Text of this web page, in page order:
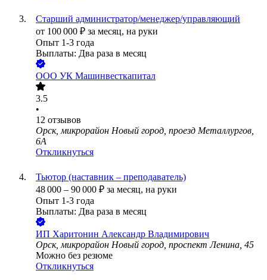
Старший администратор/менеджер/управляющий
от 100 000 ₽ за месяц, на руки
Опыт 1-3 года
Выплаты: Два раза в месяц
ООО УК Машинвесткапитал
3.5
•
12 отзывов
Орск, микрорайон Новый город, проезд Металлургов,
6А
Откликнуться
Тьютор (наставник – преподаватель)
48 000 – 90 000 ₽ за месяц, на руки
Опыт 1-3 года
Выплаты: Два раза в месяц
ИП Харитонин Александр Владимирович
Орск, микрорайон Новый город, проспект Ленина, 45
Можно без резюме
Откликнуться